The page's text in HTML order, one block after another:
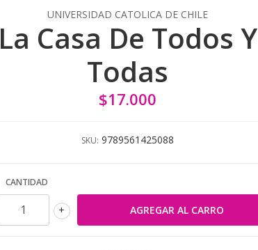
UNIVERSIDAD CATOLICA DE CHILE
La Casa De Todos Y
Todas
$17.000
SKU: 9789561425088
CANTIDAD
+